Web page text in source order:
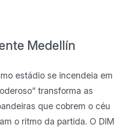
Medellín
estádio se incendeia em
transforma as
que cobrem o céu
o ritmo da partida. O DIM